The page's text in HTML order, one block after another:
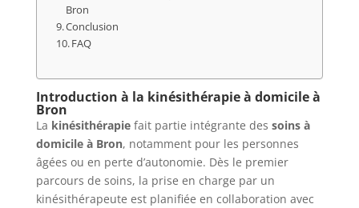
Bron
Conclusion
FAQ
Introduction à la kinésithérapie à domicile à
Bron
La kinésithérapiefait partie intégrante des soins à
domicile à Bron, notamment pour les personnes
âgées ou en perte d’autonomie. Dès le premier
parcours de soins, la prise en charge par un
kinésithérapeute est planifiée en collaboration avec